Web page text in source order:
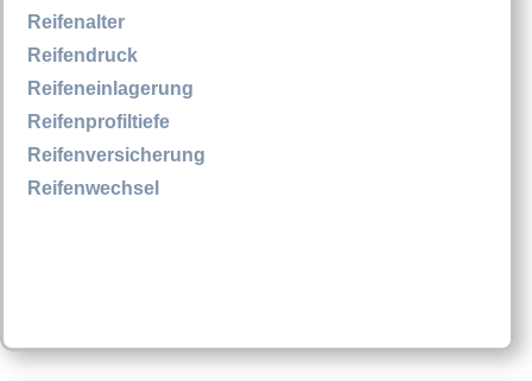
Reifenalter
Reifendruck
Reifeneinlagerung
Reifenprofiltiefe
Reifenversicherung
Reifenwechsel